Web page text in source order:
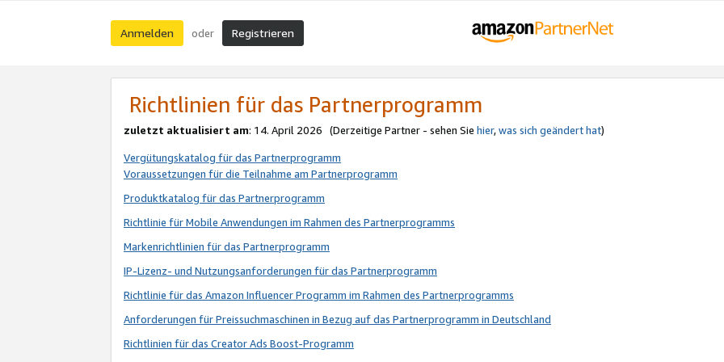
Anmelden oder Registrieren
Richtlinien für das Partnerprogramm
zuletzt aktualisiert am: 14. April 2026 (Derzeitige Partner - sehen Sie hier,was sich geändert hat)
Vergütungskatalog für das Partnerprogramm
Voraussetzungen für die Teilnahme am Partnerprogramm
Produktkatalog für das Partnerprogramm
Richtlinie für Mobile Anwendungen im Rahmen des Partnerprogramms
Markenrichtlinien für das Partnerprogramm
IP-Lizenz- und Nutzungsanforderungen für das Partnerprogramm
Richtlinie für das Amazon Influencer Programm im Rahmen des Partnerprogramms
Anforderungen für Preissuchmaschinen in Bezug auf das Partnerprogramm in Deutschland
Richtlinien für das Creator Ads Boost-Programm